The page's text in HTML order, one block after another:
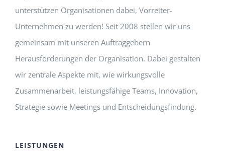
unterstützen Organisationen dabei, Vorreiter-
Unternehmen zu werden! Seit 2008 stellen wir uns
gemeinsam mit unseren Auftraggebern
Herausforderungen der Organisation. Dabei gestalten
wir zentrale Aspekte mit, wie wirkungsvolle
Zusammenarbeit, leistungsfähige Teams, Innovation,
Strategie sowie Meetings und Entscheidungsfindung.
LEISTUNGEN